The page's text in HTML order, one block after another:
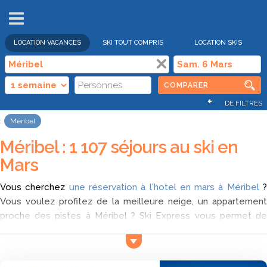
LOCATION VACANCES SKI TOUT COMPRIS LOCATION SKIS
COMPARER
+ DE FILTRES
Méribel
Méribel : 1 107 séjours au ski en
Mars
Vous cherchez une réservation à l'hotel en mars à Méribel?
Vous voulez profitez de la meilleure neige, un appartement
proche des pistes à Méribel ? Ski Express vous permet de
Méribel au mois de mars et trouvez parmi la liste d'offres qui
est le moins cher lors de votre séjour à Méribel pour un séjour